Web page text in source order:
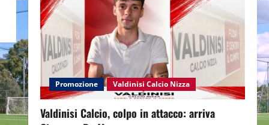
Promozione Valdinisi Calcio Nizza
Valdinisi Calcio, colpo in attacco: arriva